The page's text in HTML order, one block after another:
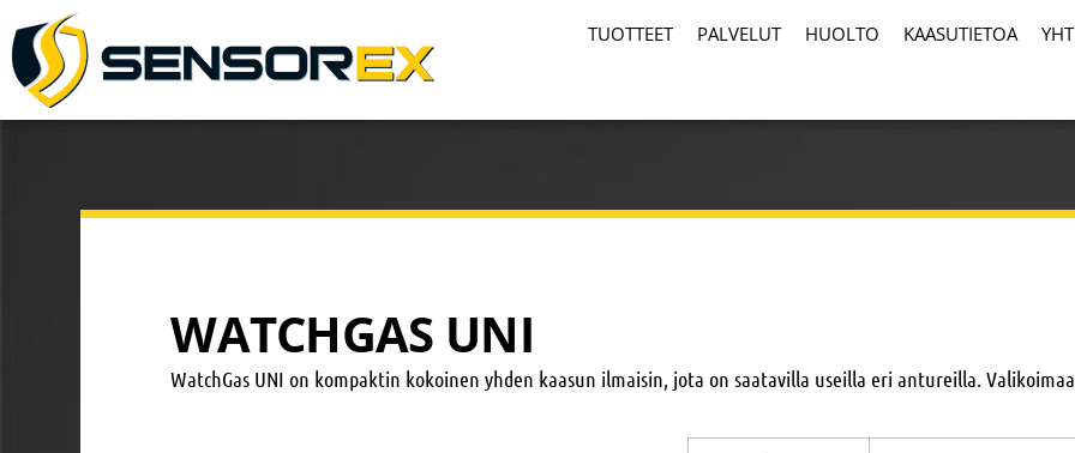
TUOTTEET PALVELUT HUOLTO KAASUTIETOA
WATCHGAS UNI
WatchGas UNI on kompaktin kokoinen yhden kaasun ilmaisin, jota on saatavilla useilla eri antureilla.